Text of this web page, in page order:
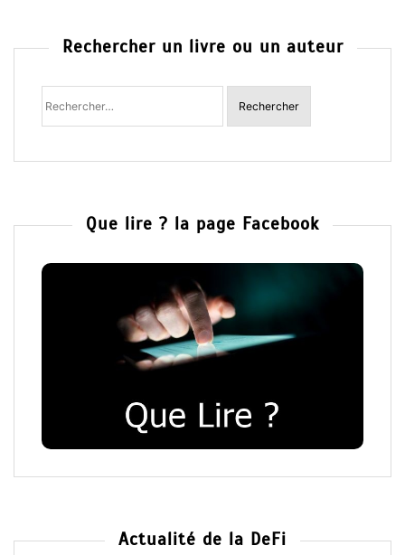
Rechercher un livre ou un auteur
Rechercher
Que lire ? la page Facebook
Actualité de la DeFi